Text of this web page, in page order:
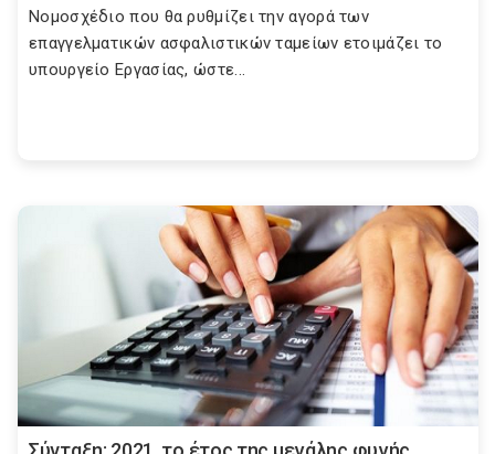
Νομοσχέδιο που θα ρυθμίζει την αγορά των
επαγγελματικών ασφαλιστικών ταμείων ετοιμάζει το
υπουργείο Εργασίας, ώστε...